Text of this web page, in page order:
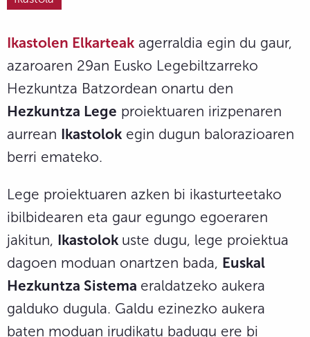
Ikastolen Elkarteak agerraldia egin du gaur,
azaroaren 29an Eusko Legebiltzarreko
Hezkuntza Batzordean onartu den
Hezkuntza Lege proiektuaren irizpenaren
aurrean Ikastolok egin dugun balorazioaren
berri emateko.
Lege proiektuaren azken bi ikasturteetako
ibilbidearen eta gaur egungo egoeraren
jakitun, Ikastolok uste dugu, lege proiektua
dagoen moduan onartzen bada, Euskal
Hezkuntza Sistema eraldatzeko aukera
galduko dugula. Galdu ezinezko aukera
baten moduan irudikatu badugu ere bi